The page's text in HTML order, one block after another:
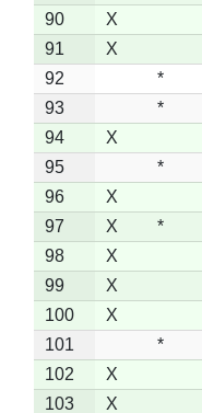
90
X
91
X
92
*
93
*
94
X
95
*
96
X
97
X *
98
X
99
X
100
X
101
*
102
X
103
X